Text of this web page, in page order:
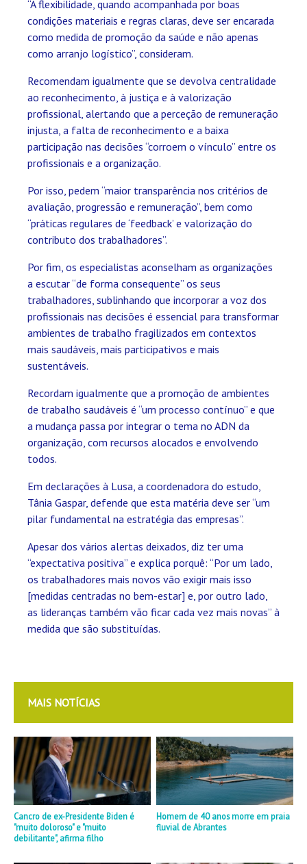
“A flexibilidade, quando acompanhada por boas
condições materiais e regras claras, deve ser encarada
como medida de promoção da saúde e não apenas
como arranjo logístico”, consideram.
Recomendam igualmente que se devolva centralidade
ao reconhecimento, à justiça e à valorização
profissional, alertando que a perceção de remuneração
injusta, a falta de reconhecimento e a baixa
participação nas decisões “corroem o vínculo” entre os
profissionais e a organização.
Por isso, pedem “maior transparência nos critérios de
avaliação, progressão e remuneração”, bem como
“práticas regulares de ‘feedback’ e valorização do
contributo dos trabalhadores”.
Por fim, os especialistas aconselham as organizações
a escutar “de forma consequente” os seus
trabalhadores, sublinhando que incorporar a voz dos
profissionais nas decisões é essencial para transformar
ambientes de trabalho fragilizados em contextos
mais saudáveis, mais participativos e mais
sustentáveis.
Recordam igualmente que a promoção de ambientes
de trabalho saudáveis é “um processo contínuo” e que
a mudança passa por integrar o tema no ADN da
organização, com recursos alocados e envolvendo
todos.
Em declarações à Lusa, a coordenadora do estudo,
Tânia Gaspar, defende que esta matéria deve ser “um
pilar fundamental na estratégia das empresas”.
Apesar dos vários alertas deixados, diz ter uma
“expectativa positiva” e explica porquê: “Por um lado,
os trabalhadores mais novos vão exigir mais isso
[medidas centradas no bem-estar] e, por outro lado,
as lideranças também vão ficar cada vez mais novas” à
medida que são substituídas.
MAIS NOTÍCIAS
Cancro de ex-Presidente Biden é
"muito doloroso" e "muito
debilitante", afirma filho
Homem de 40 anos morre em praia
fluvial de Abrantes